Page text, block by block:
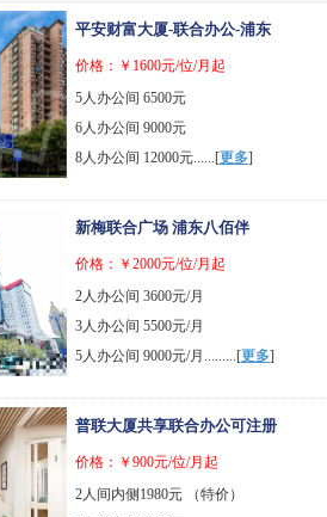
平安财富大厦-联合办公-浦东
价格：￥1600元/位/月起
5人办公间 6500元
6人办公间 9000元
8人办公间 12000元......[更多]
新梅联合广场 浦东八佰伴
价格：￥2000元/位/月起
2人办公间 3600元/月
3人办公间 5500元/月
5人办公间 9000元/月.........[更多]
普联大厦共享联合办公可注册
价格：￥900元/位/月起
2人间内侧1980元 （特价）